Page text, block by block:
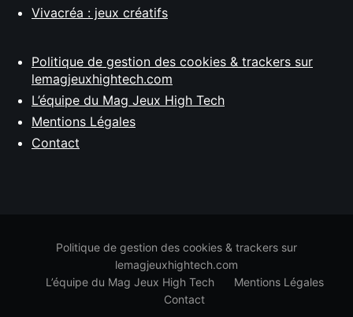
Vivacréa : jeux créatifs
Politique de gestion des cookies & trackers sur
lemagjeuxhightech.com
L’équipe du Mag Jeux High Tech
Mentions Légales
Contact
Politique de gestion des cookies & trackers sur
lemagjeuxhightech.com
L’équipe du Mag Jeux High Tech
Mentions Légales
Contact